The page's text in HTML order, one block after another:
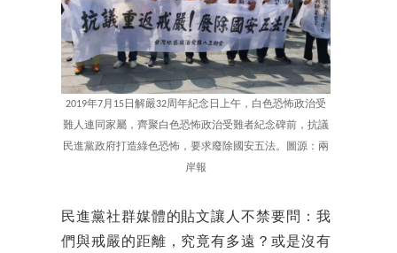
2019年7月15日解嚴32周年紀念日上午，白色恐怖政治受
難人連同家屬，齊聚白色恐怖政治受難者紀念碑前，抗議
民進黨政府打造綠色恐怖，要求廢除國安五法。圖源：兩
岸報
民進黨社群媒體的貼文讓人不禁要問：我
們與戒嚴的距離，究竟有多遠？或是沒有